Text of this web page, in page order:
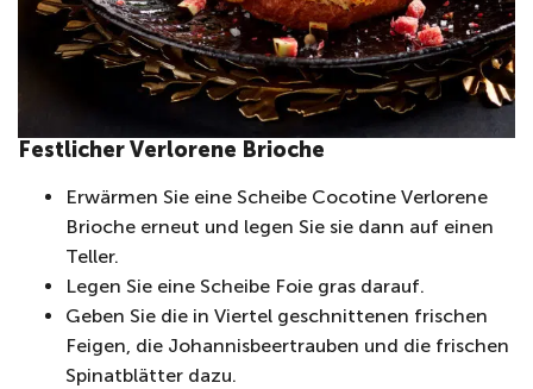
Festlicher Verlorene Brioche
Erwärmen Sie eine Scheibe Cocotine Verlorene
Brioche erneut und legen Sie sie dann auf einen
Teller.
Legen Sie eine Scheibe Foie gras darauf.
Geben Sie die in Viertel geschnittenen frischen
Feigen, die Johannisbeertrauben und die frischen
Spinatblätter dazu.